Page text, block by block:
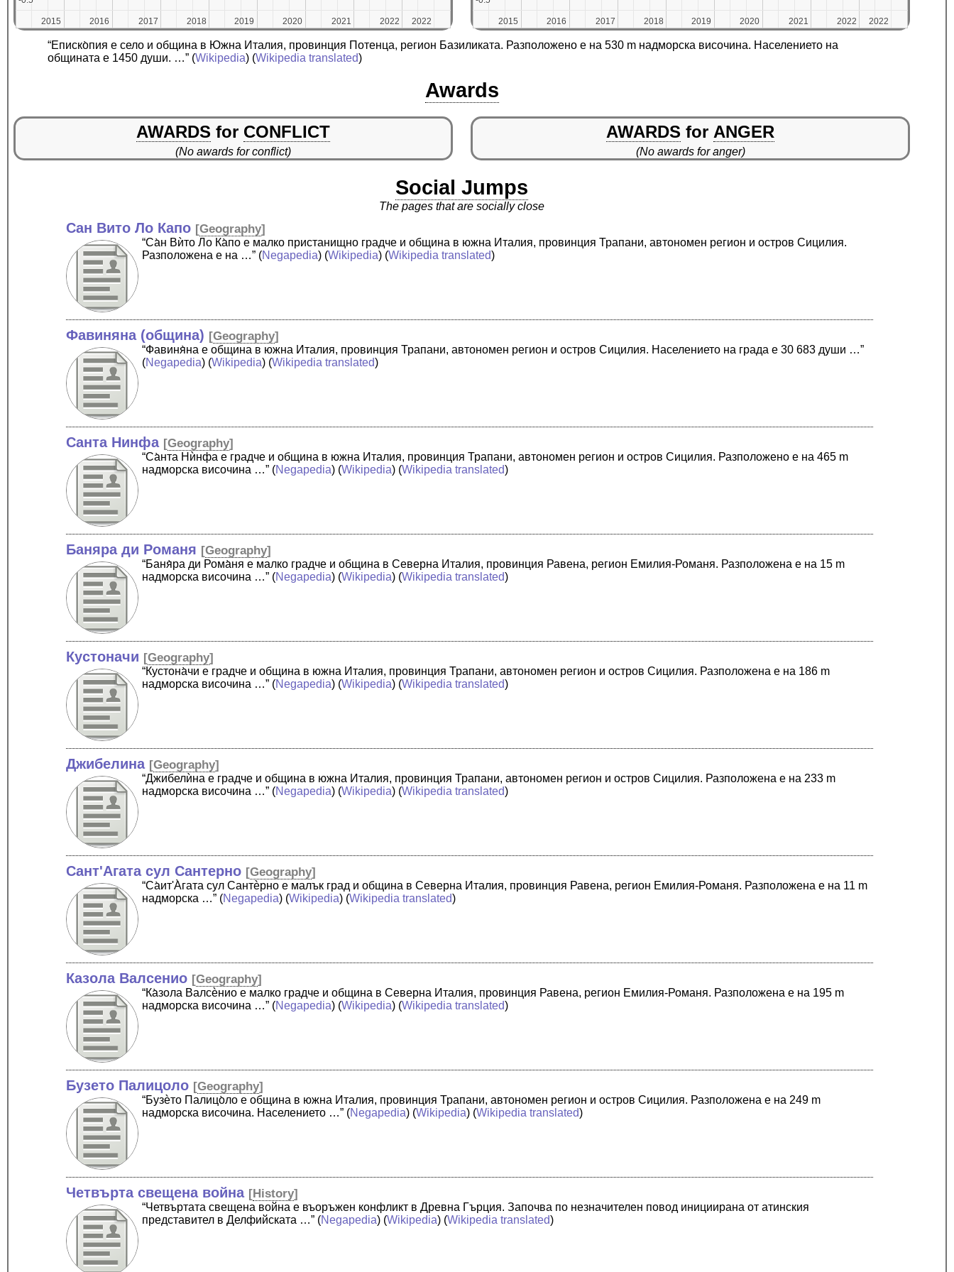
2015
2015 2016
2016 2017
2017 2018
2018 2019
2019 2020
2020 2021
2021 2022
2022 2022
2022 2015
2015 2016
2016 2017
2017 2018
2018 2019
2019 2020
2020 2021
2021 2022
2022 2022
2022
“Еписко̀пия е село и община в Южна Италия, провинция Потенца, регион Базиликата. Разположено е на 530 m надморска височина. Населението на
общината е 1450 души. …” (Wikipedia) (Wikipedia translated)
Awards
AWARDS for CONFLICT
(No awards for conflict)
AWARDS for ANGER
(No awards for anger)
Social Jumps
The pages that are socially close
Сан Вито Ло Капо [Geography]
“Са̀н Вѝто Ло Ка̀по е малко пристанищно градче и община в южна Италия, провинция Трапани, автономен регион и остров Сицилия.
Разположена е на …” (Negapedia) (Wikipedia) (Wikipedia translated)
Фавиняна (община) [Geography]
“Фавиня̀на е община в южна Италия, провинция Трапани, автономен регион и остров Сицилия. Населението на града е 30 683 души …”
(Negapedia) (Wikipedia) (Wikipedia translated)
Санта Нинфа [Geography]
“Са̀нта Нѝнфа е градче и община в южна Италия, провинция Трапани, автономен регион и остров Сицилия. Разположено е на 465 m
надморска височина …” (Negapedia) (Wikipedia) (Wikipedia translated)
Баняра ди Романя [Geography]
“Баня̀ра ди Рома̀ня е малко градче и община в Северна Италия, провинция Равена, регион Емилия-Романя. Разположена е на 15 m
надморска височина …” (Negapedia) (Wikipedia) (Wikipedia translated)
Кустоначи [Geography]
“Кустона̀чи е градче и община в южна Италия, провинция Трапани, автономен регион и остров Сицилия. Разположена е на 186 m
надморска височина …” (Negapedia) (Wikipedia) (Wikipedia translated)
Джибелина [Geography]
“Джибелѝна е градче и община в южна Италия, провинция Трапани, автономен регион и остров Сицилия. Разположена е на 233 m
надморска височина …” (Negapedia) (Wikipedia) (Wikipedia translated)
Сант'Агата сул Сантерно [Geography]
“Cа̀ит'А̀гата сул Сантѐрно е малък град и община в Северна Италия, провинция Равена, регион Емилия-Романя. Разположена е на 11 m
надморска …” (Negapedia) (Wikipedia) (Wikipedia translated)
Казола Валсенио [Geography]
“Ка̀зола Валсѐнио е малко градче и община в Северна Италия, провинция Равена, регион Емилия-Романя. Разположена е на 195 m
надморска височина …” (Negapedia) (Wikipedia) (Wikipedia translated)
Бузето Палицоло [Geography]
“Бузѐто Палицо̀ло е община в южна Италия, провинция Трапани, автономен регион и остров Сицилия. Разположена е на 249 m
надморска височина. Населението …” (Negapedia) (Wikipedia) (Wikipedia translated)
Четвърта свещена война [History]
“Четвъртата свещена война е въоръжен конфликт в Древна Гърция. Започва по незначителен повод инициирана от атинския
представител в Делфийската …” (Negapedia) (Wikipedia) (Wikipedia translated)